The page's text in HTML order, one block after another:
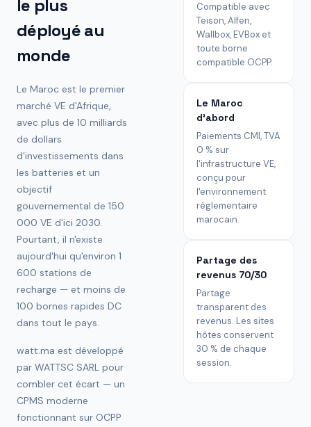
le plus
déployé au
monde
Le Maroc est le premier
marché VE d'Afrique,
avec plus de 10 milliards
de dollars
d'investissements dans
les batteries et un
objectif
gouvernemental de 150
000 VE d'ici 2030.
Pourtant, il n'existe
aujourd'hui qu'environ 1
600 stations de
recharge — et moins de
100 bornes rapides DC
dans tout le pays.
watt.ma est développé
par WATTSC SARL pour
combler cet écart — un
CPMS moderne
fonctionnant sur OCPP
Compatible avec
Teison, Alfen,
Wallbox, EVBox et
toute borne
compatible OCPP.
Le Maroc
d'abord
Paiements CMI, TVA
0 % sur
l'infrastructure VE,
conçu pour
l'environnement
réglementaire
marocain.
Partage des
revenus 70/30
Partage
transparent des
revenus. Les sites
hôtes conservent
30 % de chaque
session.